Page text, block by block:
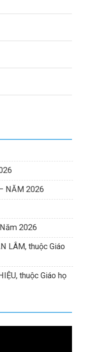
NĂM 2026
2026
LÂM, thuộc Giáo
thuộc Giáo họ